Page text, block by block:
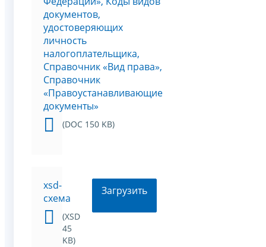
документов,
удостоверяющих
личность
налогоплательщика,
Справочник «Вид права»,
Справочник
«Правоустанавливающие
документы»
(DOC 150 KB)
xsd-
схема
(XSD
45
KB)
Загрузить